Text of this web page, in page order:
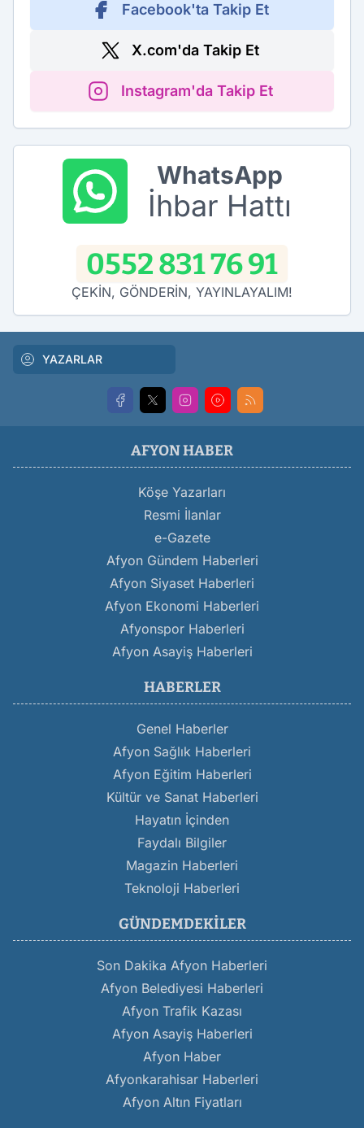
Facebook'ta Takip Et
X.com'da Takip Et
Instagram'da Takip Et
WhatsApp
İhbar Hattı
0552 831 76 91
ÇEKİN, GÖNDERİN, YAYINLAYALIM!
YAZARLAR
AFYON HABER
Köşe Yazarları
Resmi İlanlar
e-Gazete
Afyon Gündem Haberleri
Afyon Siyaset Haberleri
Afyon Ekonomi Haberleri
Afyonspor Haberleri
Afyon Asayiş Haberleri
HABERLER
Genel Haberler
Afyon Sağlık Haberleri
Afyon Eğitim Haberleri
Kültür ve Sanat Haberleri
Hayatın İçinden
Faydalı Bilgiler
Magazin Haberleri
Teknoloji Haberleri
GÜNDEMDEKILER
Son Dakika Afyon Haberleri
Afyon Belediyesi Haberleri
Afyon Trafik Kazası
Afyon Asayiş Haberleri
Afyon Haber
Afyonkarahisar Haberleri
Afyon Altın Fiyatları